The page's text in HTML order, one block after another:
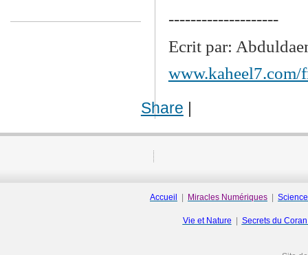
--------------------
Ecrit par:
www.kaheel7.com/
Share |
Accueil Miracles Numériques
Vie et Nature Secrets du